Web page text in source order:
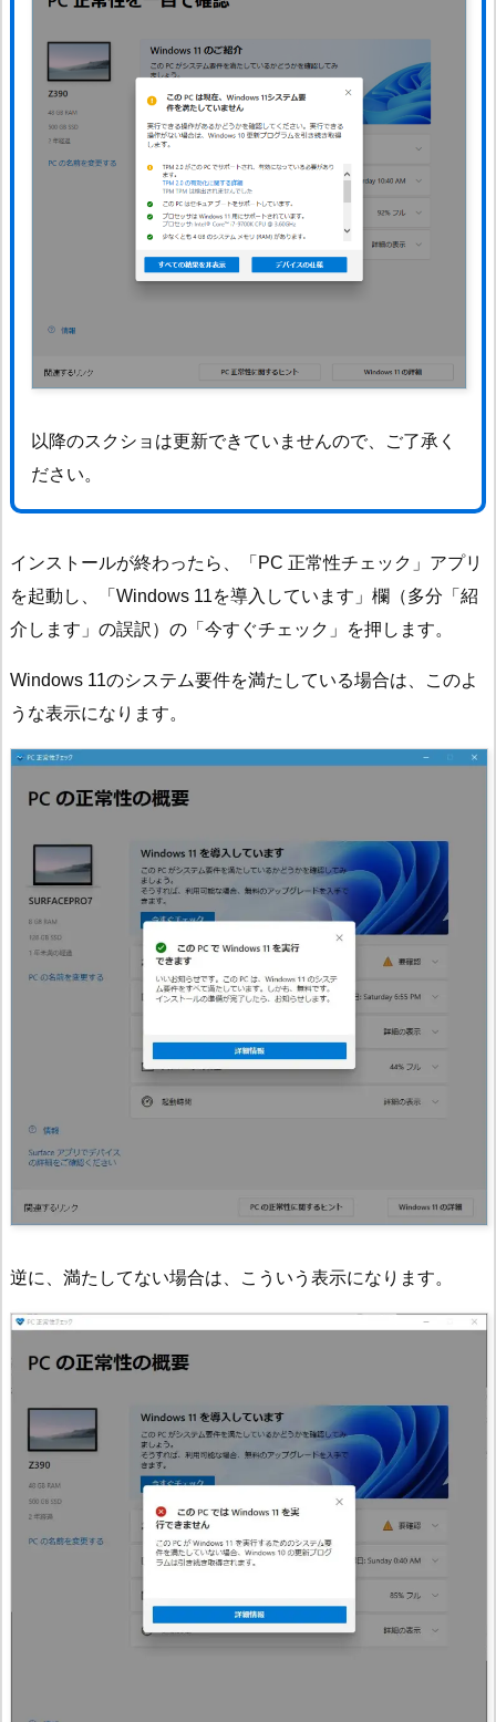
以降のスクショは更新できていませんので、ご了承く
ださい。
インストールが終わったら、「PC 正常性チェック」アプリ
を起動し、「Windows 11を導入しています」欄（多分「紹
介します」の誤訳）の「今すぐチェック」を押します。
Windows 11のシステム要件を満たしている場合は、このよ
うな表示になります。
逆に、満たしてない場合は、こういう表示になります。